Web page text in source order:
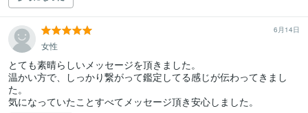
6月14日
女性
とても素晴らしいメッセージを頂きました。
温かい方で、しっかり繋がって鑑定してる感じが伝わってきまし
た。
気になっていたことすべてメッセージ頂き安心しました。